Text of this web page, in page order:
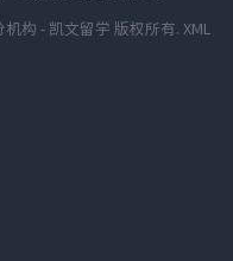
构 - 凯文留学 版权所有. XML